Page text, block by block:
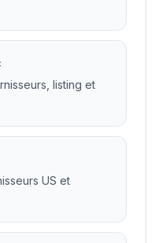
listing et
US et